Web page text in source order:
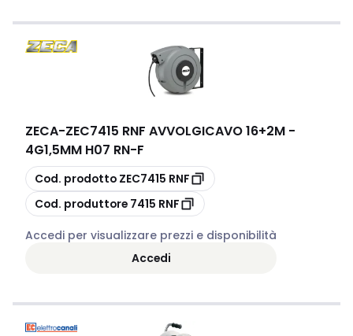
ZECA-ZEC7415 RNF AVVOLGICAVO 16+2M -
4G1,5MM H07 RN-F
copia
Cod. prodotto ZEC7415 RNF
copia
Cod. produttore 7415 RNF
Accedi per visualizzare prezzi e disponibilità
Accedi